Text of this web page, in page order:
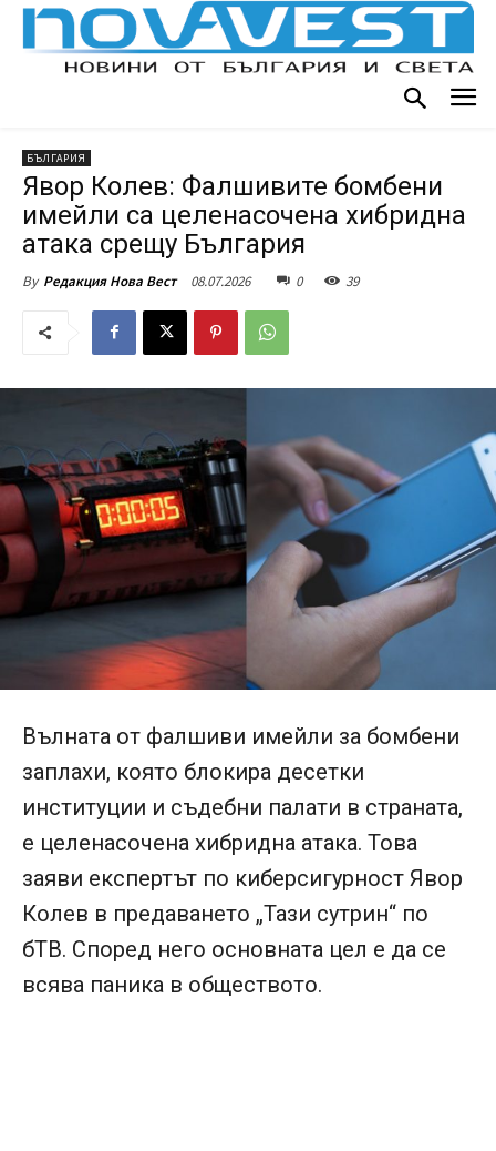
БЪЛГАРИЯ
Явор Колев: Фалшивите бомбени
имейли са целенасочена хибридна
атака срещу България
By Редакция Нова Вест 08.07.2026 0 39
Вълната от фалшиви имейли за бомбени
заплахи, която блокира десетки
институции и съдебни палати в страната,
е целенасочена хибридна атака. Това
заяви експертът по киберсигурност Явор
Колев в предаването „Тази сутрин“ по
бТВ. Според него основната цел е да се
всява паника в обществото.